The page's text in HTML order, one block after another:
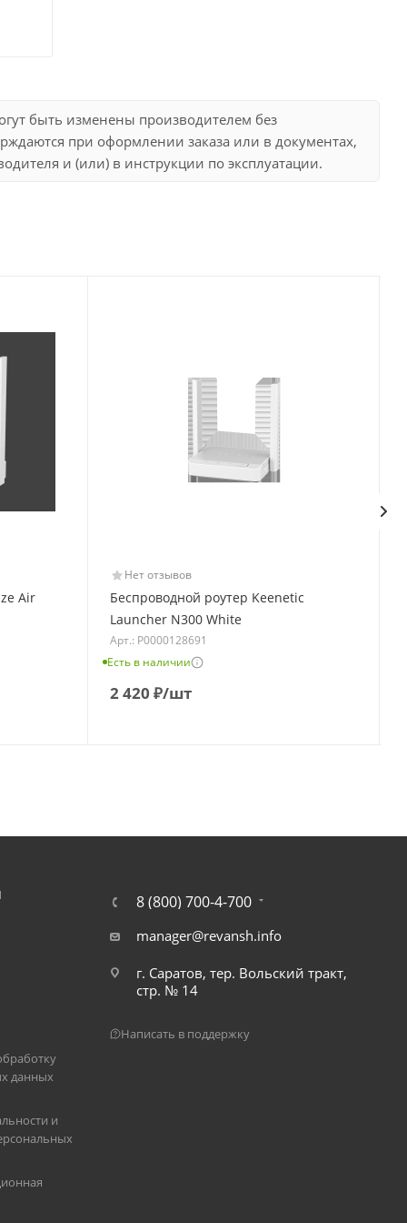
быть изменены производителем без
при оформлении заказа или в документах,
и (или) в инструкции по эксплуатации.
Air
Нет отзывов
Беспроводной роутер Keenetic
Launcher N300 White
Арт.: Р0000128691
Есть в наличии
2 420 ₽/шт
данных
и
8 (800) 700-4-700
manager@revansh.info
г. Саратов, тер. Вольский тракт,
стр. № 14
Написать в поддержку